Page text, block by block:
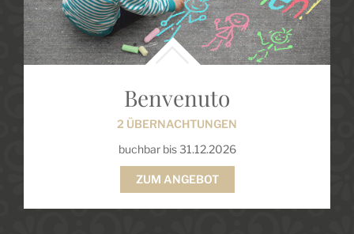
Benvenuto
2 ÜBERNACHTUNGEN
buchbar bis 31.12.2026
ZUM ANGEBOT